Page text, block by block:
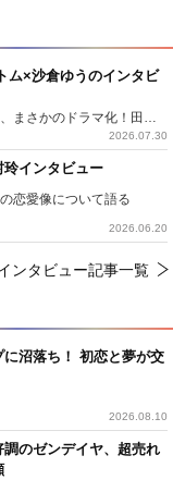
沼落ち！ 初恋と夢が交
2026.08.10
調のゼンデイヤ、超売れ
ム×沙倉ゆうのインタビ
『侍タイムスリッパー』ファンに贈る、まさかのドラマ化！田村ツトム×沙倉ゆうのが語る『心配無用ノ介』撮影秘話
2026.07.30
玲インタビュー
恋愛像について語る
2026.06.20
ンタビュー記事一覧